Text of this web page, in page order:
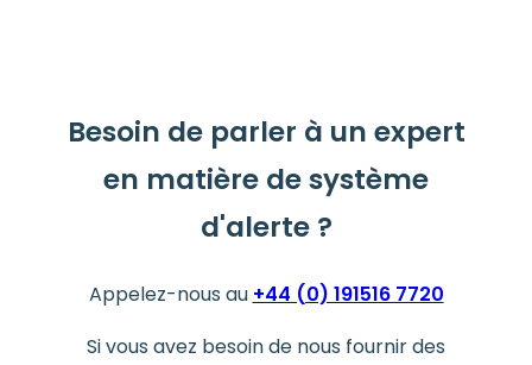
Besoin de parler à un expert
en matière de système
d'alerte ?
Appelez-nous au +44 (0) 191516 7720
Si vous avez besoin de nous fournir des